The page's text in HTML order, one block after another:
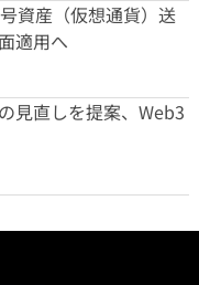
資産（仮想通貨）送
適用へ
見直しを提案、Web3